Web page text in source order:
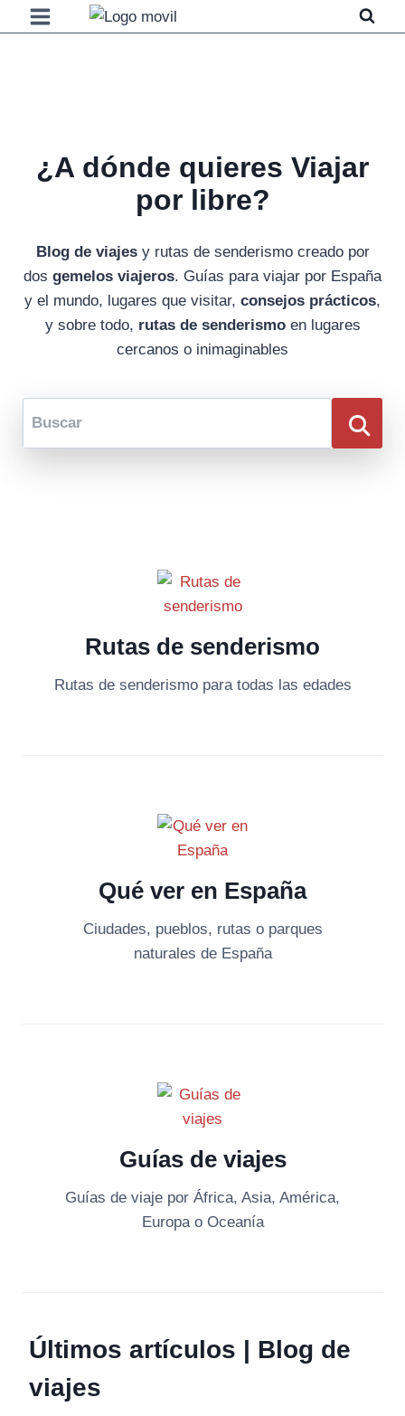
Saltar al contenido
¿A dónde quieres Viajar
por libre?
Blog de viajes y rutas de senderismo creado por
dos gemelos viajeros. Guías para viajar por España
y el mundo, lugares que visitar, consejos prácticos,
y sobre todo, rutas de senderismoen lugares
cercanos o inimaginables
Rutas de senderismo
Rutas de senderismo para todas las edades
Qué ver en España
Ciudades, pueblos, rutas o parques
naturales de España
Guías de viajes
Guías de viaje por África, Asia, América,
Europa o Oceanía
Últimos artículos | Blog de
viajes